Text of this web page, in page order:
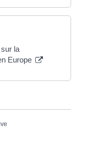
la
Europe